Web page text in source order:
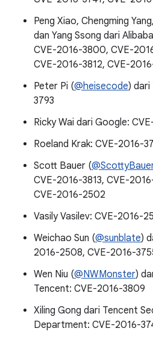
Peng Xiao, Chengming
dan Yang Ssong dari
CVE-2016-3800, CVE-
CVE-2016-3812, CVE-
Peter Pi (@heisecode)
3793
Ricky Wai dari Google:
Roeland Krak: CVE-2016-
Scott Bauer (
CVE-2016-3813, CVE-
CVE-2016-2502
Vasily Vasilev: CVE-2016-
Weichao Sun (@sunblate)
2016-2508, CVE-2016-
Wen Niu (@NWMonster)
Tencent: CVE-2016-3809
Xiling Gong dari Tencent
Department: CVE-2016-